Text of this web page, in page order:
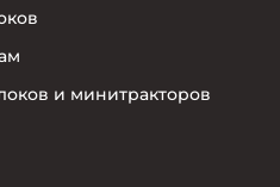
и минитракторов